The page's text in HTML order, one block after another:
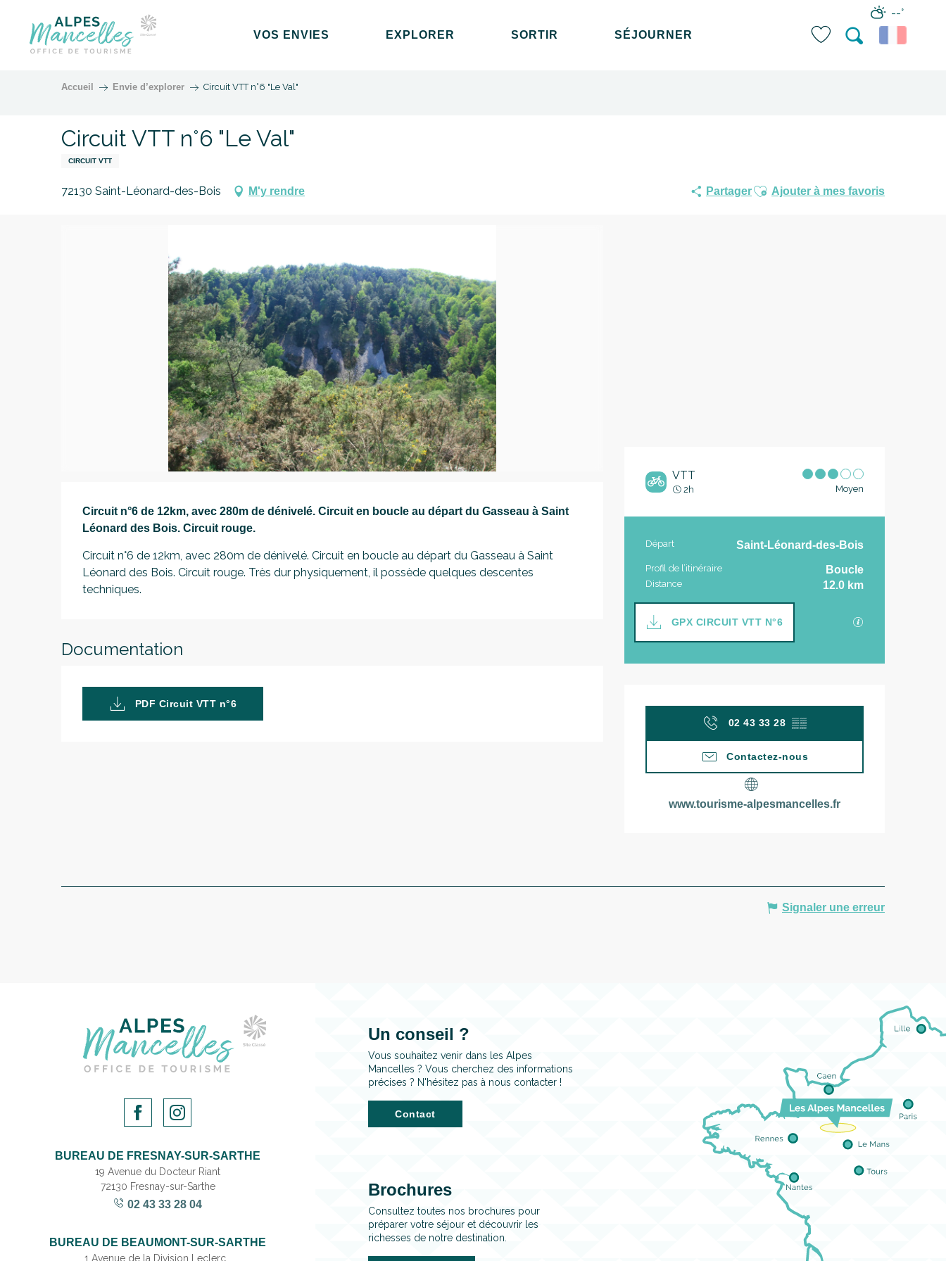
contenu
--°
VOS ENVIES EXPLORER SORTIR SÉJOURNER
Accueil Envie d’explorer Circuit VTT n°6 "Le Val"
Circuit VTT n°6 "Le Val"
CIRCUIT VTT
72130 Saint-Léonard-des-Bois M'y rendre PartagerAjouter aux favoris
Ajouter à mes favoris
VTT
2h Moyen
Informations
Départ Saint-Léonard-des-Bois
Profil de l’itinéraire Boucle
Distance 12.0 km
Documentation
GPX CIRCUIT VTT N°6
Ouverture et
02 43 33 28 ▒▒
Contactez-nous
www.tourisme-alpesmancelles.fr
Description
Circuit n°6 de 12km, avec 280m de dénivelé. Circuit en boucle au départ du Gasseau à Saint
Léonard des Bois. Circuit rouge.
Circuit n°6 de 12km, avec 280m de dénivelé. Circuit en boucle au départ du Gasseau à Saint
Léonard des Bois. Circuit rouge. Très dur physiquement, il possède quelques descentes
techniques.
Documentation
PDF Circuit VTT n°6
Signaler une erreur
BUREAU DE FRESNAY-SUR-SARTHE
19 Avenue du Docteur Riant
72130 Fresnay-sur-Sarthe
02 43 33 28 04
BUREAU DE BEAUMONT-SUR-SARTHE
1 Avenue de la Division Leclerc
Un conseil ?
Vous souhaitez venir dans les Alpes
Mancelles ? Vous cherchez des informations
précises ? N'hésitez pas à nous contacter !
Contact
Brochures
Consultez toutes nos brochures pour
préparer votre séjour et découvrir les
richesses de notre destination.